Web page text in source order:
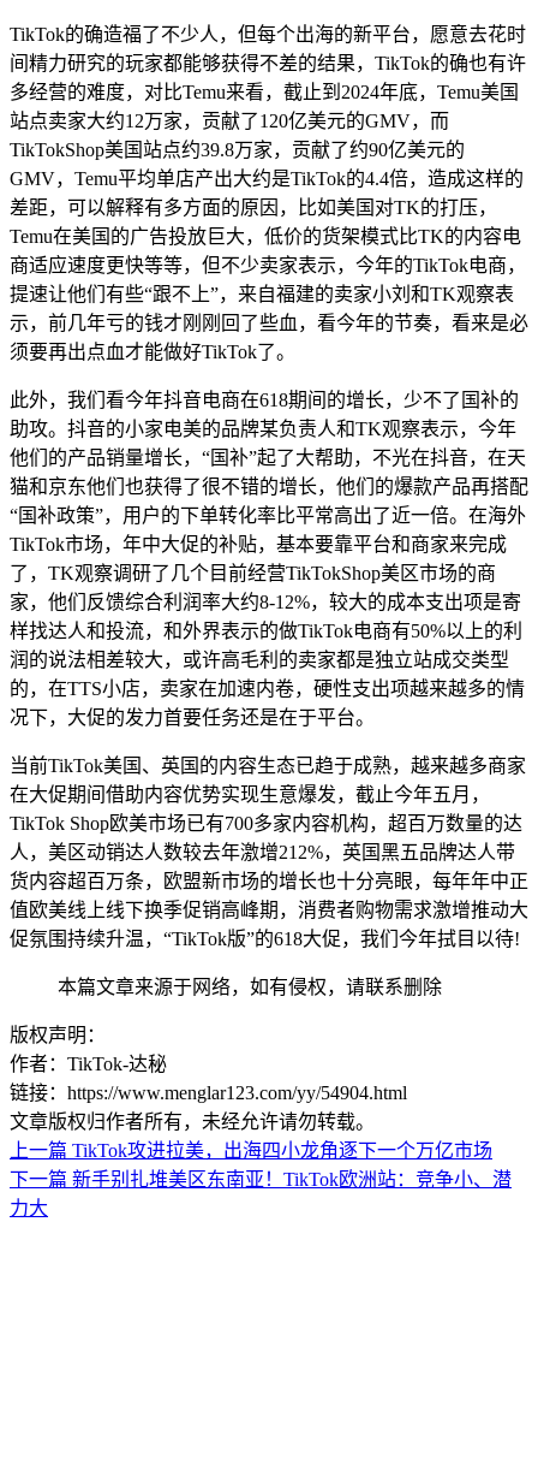
TikTok的确造福了不少人，但每个出海的新平台，愿意去花时
间精力研究的玩家都能够获得不差的结果，TikTok的确也有许
多经营的难度，对比Temu来看，截止到2024年底，Temu美国
站点卖家大约12万家，贡献了120亿美元的GMV，而
TikTokShop美国站点约39.8万家，贡献了约90亿美元的
GMV，Temu平均单店产出大约是TikTok的4.4倍，造成这样的
差距，可以解释有多方面的原因，比如美国对TK的打压，
Temu在美国的广告投放巨大，低价的货架模式比TK的内容电
商适应速度更快等等，但不少卖家表示，今年的TikTok电商，
提速让他们有些“跟不上”，来自福建的卖家小刘和TK观察表
示，前几年亏的钱才刚刚回了些血，看今年的节奏，看来是必
须要再出点血才能做好TikTok了。
此外，我们看今年抖音电商在618期间的增长，少不了国补的
助攻。抖音的小家电美的品牌某负责人和TK观察表示，今年
他们的产品销量增长，“国补”起了大帮助，不光在抖音，在天
猫和京东他们也获得了很不错的增长，他们的爆款产品再搭配
“国补政策”，用户的下单转化率比平常高出了近一倍。在海外
TikTok市场，年中大促的补贴，基本要靠平台和商家来完成
了，TK观察调研了几个目前经营TikTokShop美区市场的商
家，他们反馈综合利润率大约8-12%，较大的成本支出项是寄
样找达人和投流，和外界表示的做TikTok电商有50%以上的利
润的说法相差较大，或许高毛利的卖家都是独立站成交类型
的，在TTS小店，卖家在加速内卷，硬性支出项越来越多的情
况下，大促的发力首要任务还是在于平台。
当前TikTok美国、英国的内容生态已趋于成熟，越来越多商家
在大促期间借助内容优势实现生意爆发，截止今年五月，
TikTok Shop欧美市场已有700多家内容机构，超百万数量的达
人，美区动销达人数较去年激增212%，英国黑五品牌达人带
货内容超百万条，欧盟新市场的增长也十分亮眼，每年年中正
值欧美线上线下换季促销高峰期，消费者购物需求激增推动大
促氛围持续升温，“TikTok版”的618大促，我们今年拭目以待!
本篇文章来源于网络，如有侵权，请联系删除
版权声明：
作者：TikTok-达秘
链接：https://www.menglar123.com/yy/54904.html
文章版权归作者所有，未经允许请勿转载。
上一篇 TikTok攻进拉美，出海四小龙角逐下一个万亿市场
下一篇 新手别扎堆美区东南亚！TikTok欧洲站：竞争小、潜
力大